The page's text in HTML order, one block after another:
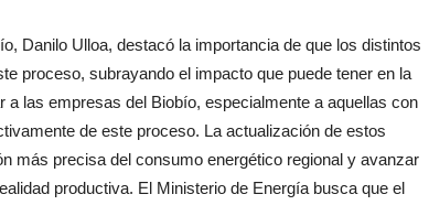
Danilo Ulloa, destacó la importancia de que los distintos
proceso, subrayando el impacto que puede tener en la
a las empresas del Biobío, especialmente a aquellas con
de este proceso. La actualización de estos
más precisa del consumo energético regional y avanzar
productiva. El Ministerio de Energía busca que el